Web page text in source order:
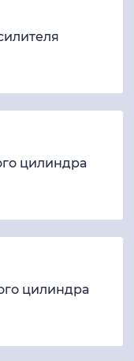
цилиндра
цилиндра